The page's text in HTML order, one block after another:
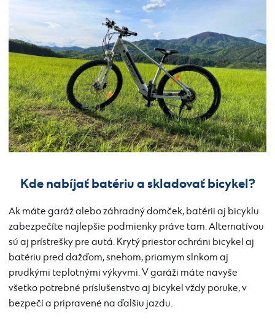
Kde nabíjať batériu a skladovať bicykel?
Ak máte garáž alebo záhradný domček, batérii aj bicyklu
zabezpečíte najlepšie podmienky práve tam. Alternatívou
sú aj prístrešky pre autá. Krytý priestor ochráni bicykel aj
batériu pred dažďom, snehom, priamym slnkom aj
prudkými teplotnými výkyvmi. V garáži máte navyše
všetko potrebné príslušenstvo aj bicykel vždy poruke, v
bezpečí a pripravené na ďalšiu jazdu.